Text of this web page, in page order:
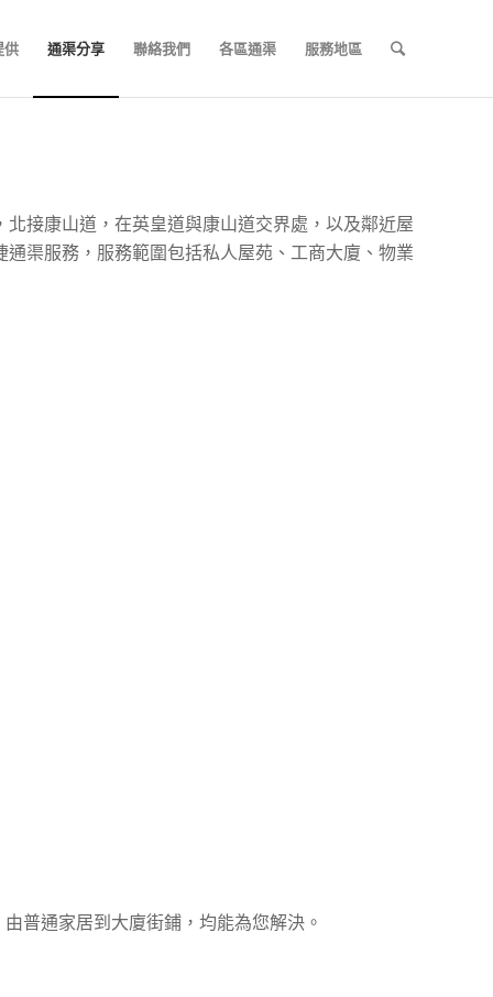
供 通渠分享 聯絡我們 各區通渠 服務地區
接康山道，在英皇道與康山道交界處，以及鄰近屋
渠服務，服務範圍包括私人屋苑、工商大廈、物業
普通家居到大廈街鋪，均能為您解決。